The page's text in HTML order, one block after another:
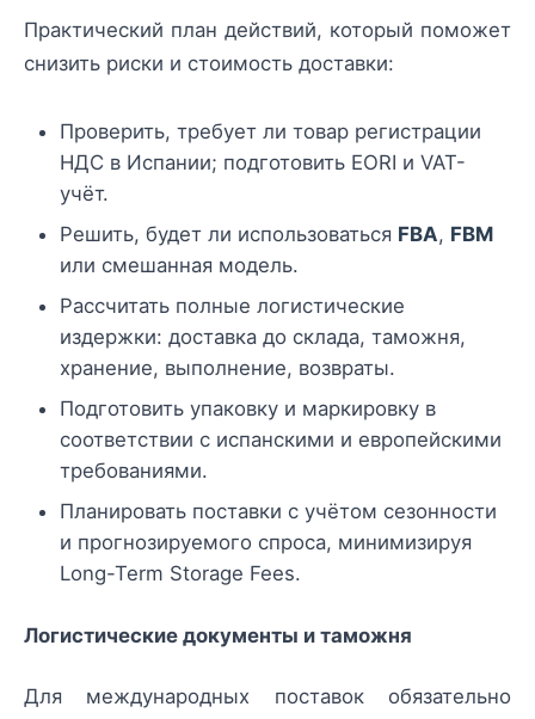
Практический план действий, который поможет
снизить риски и стоимость доставки:
Проверить, требует ли товар регистрации
НДС в Испании; подготовить EORI и VAT-
учёт.
Решить, будет ли использоваться FBA, FBM
или смешанная модель.
Рассчитать полные логистические
издержки: доставка до склада, таможня,
хранение, выполнение, возвраты.
Подготовить упаковку и маркировку в
соответствии с испанскими и европейскими
требованиями.
Планировать поставки с учётом сезонности
и прогнозируемого спроса, минимизируя
Long-Term Storage Fees.
Логистические документы и таможня
Для международных поставок обязательно